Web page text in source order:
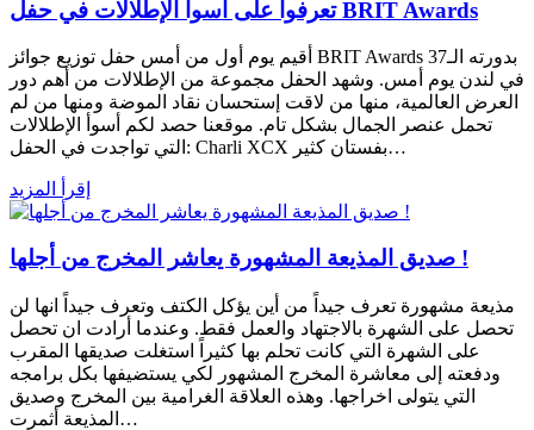
تعرفوا على أسوأ الإطلالات في حفل BRIT Awards
أقيم يوم أول من أمس حفل توزيع جوائز BRIT Awards بدورته الـ37
في لندن يوم أمس. وشهد الحفل مجموعة من الإطلالات من أهم دور
العرض العالمية، منها من لاقت إستحسان نقاد الموضة ومنها من لم
تحمل عنصر الجمال بشكل تام. موقعنا حصد لكم أسوأ الإطلالات
التي تواجدت في الحفل: Charli XCX بفستان كثير…
إقرأ المزيد
صديق المذيعة المشهورة يعاشر المخرج من أجلها !
مذيعة مشهورة تعرف جيداً من أين يؤكل الكتف وتعرف جيداً انها لن
تحصل على الشهرة بالاجتهاد والعمل فقط. وعندما أرادت ان تحصل
على الشهرة التي كانت تحلم بها كثيراً استغلت صديقها المقرب
ودفعته إلى معاشرة المخرج المشهور لكي يستضيفها بكل برامجه
التي يتولى اخراجها. وهذه العلاقة الغرامية بين المخرج وصديق
المذيعة أثمرت…